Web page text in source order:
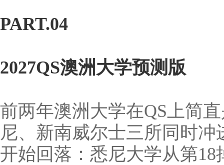
PART.04
2027QS澳洲大学预测版
前两年澳洲大学在QS上简
尼、新南威尔士三所同时冲
开始回落：悉尼大学从第